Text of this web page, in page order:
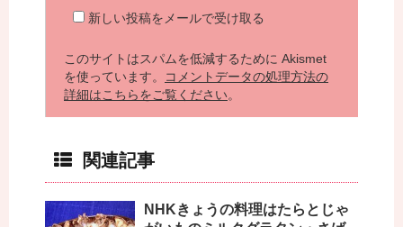
新しい投稿をメールで受け取る
このサイトはスパムを低減するために Akismet
を使っています。
コメントデータの処理方法の
詳細はこちらをご覧ください。
関連記事
NHKきょうの料理はたらとじゃ